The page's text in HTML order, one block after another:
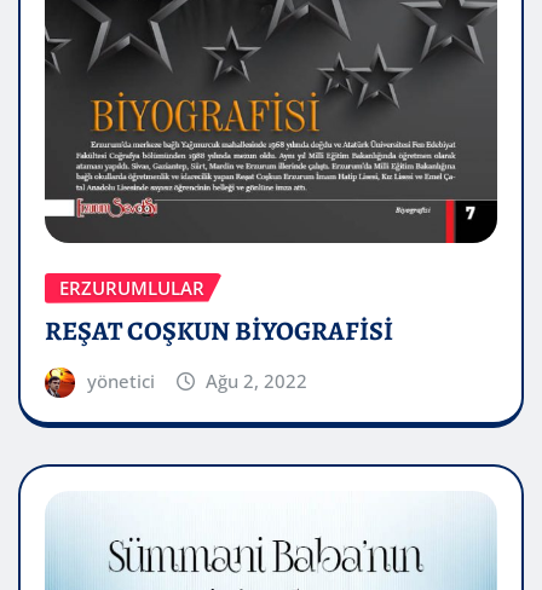
ERZURUMLULAR
REŞAT COŞKUN BİYOGRAFİSİ
yönetici Ağu 2, 2022